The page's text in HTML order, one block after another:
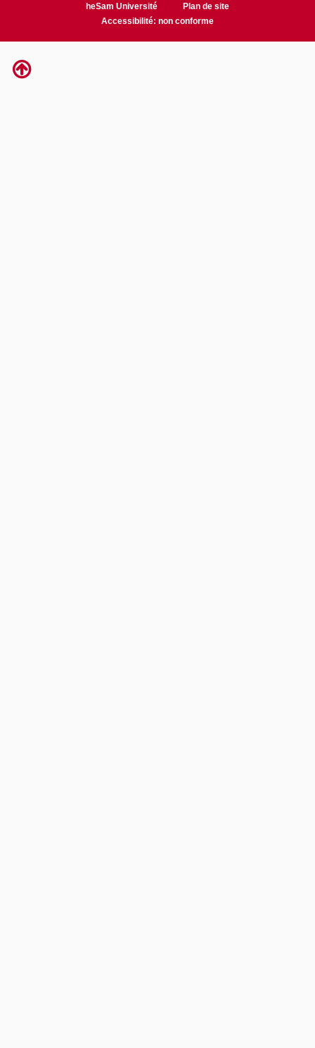
heSam Université
Plan de site
Accessibilité: non conforme